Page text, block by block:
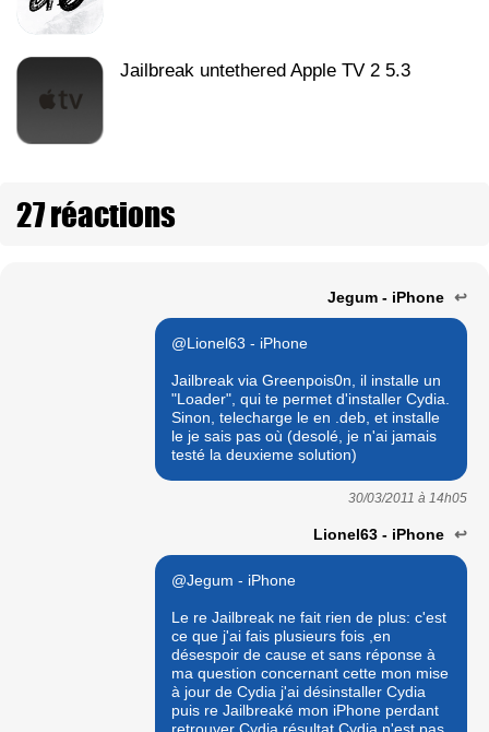
Jailbreak untethered Apple TV 2 5.3
27 réactions
Jegum - iPhone ↩
@Lionel63 - iPhone
Jailbreak via Greenpois0n, il installe un
"Loader", qui te permet d'installer Cydia.
Sinon, telecharge le en .deb, et installe
le je sais pas où (desolé, je n'ai jamais
testé la deuxieme solution)
30/03/2011 à 14h05
Lionel63 - iPhone ↩
@Jegum - iPhone
Le re Jailbreak ne fait rien de plus: c'est
ce que j'ai fais plusieurs fois ,en
désespoir de cause et sans réponse à
ma question concernant cette mon mise
à jour de Cydia j'ai désinstaller Cydia
puis re Jailbreaké mon iPhone perdant
retrouver Cydia résultat Cydia n'est pas